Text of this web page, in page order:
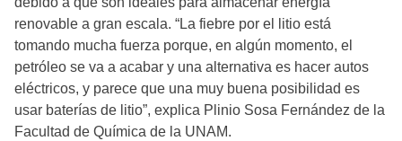
renovable a gran escala. “La fiebre por el litio está
tomando mucha fuerza porque, en algún momento, el
petróleo se va a acabar y una alternativa es hacer autos
eléctricos, y parece que una muy buena posibilidad es
usar baterías de litio”, explica Plinio Sosa Fernández de la
Facultad de Química de la UNAM.